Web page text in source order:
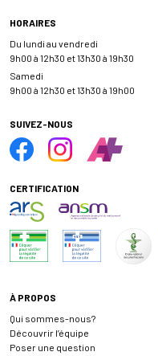
HORAIRES
Du lundi au vendredi
9h00 à 12h30 et 13h30 à 19h30
Samedi
9h00 à 12h30 et 13h30 à 19h00
SUIVEZ-NOUS
CERTIFICATION
À PROPOS
Qui sommes-nous?
Découvrir l’équipe
Poser une question